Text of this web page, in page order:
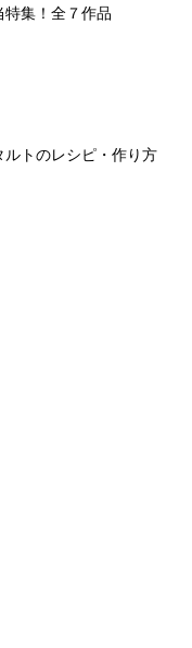
集！全７作品
トのレシピ・作り方